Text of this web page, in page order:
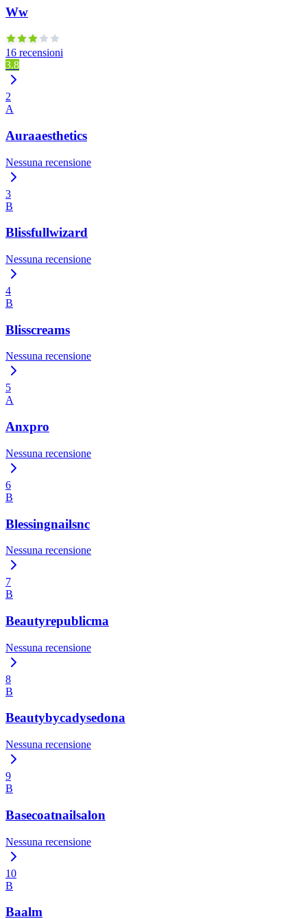
Ww
16 recensioni
3.8
2
A
Auraaesthetics
Nessuna recensione
3
B
Blissfullwizard
Nessuna recensione
4
B
Blisscreams
Nessuna recensione
5
A
Anxpro
Nessuna recensione
6
B
Blessingnailsnc
Nessuna recensione
7
B
Beautyrepublicma
Nessuna recensione
8
B
Beautybycadysedona
Nessuna recensione
9
B
Basecoatnailsalon
Nessuna recensione
10
B
Baalm